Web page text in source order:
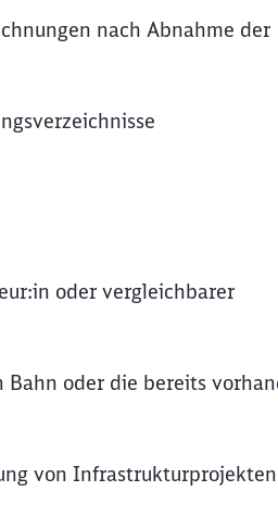
nach Abnahme der
oder vergleichbarer
oder die bereits
von